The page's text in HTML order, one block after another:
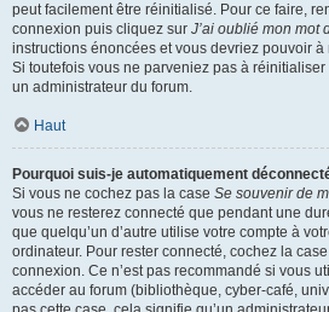
peut facilement être réinitialisé. Pour ce faire,
connexion puis cliquez sur J’ai oublié mon mot
instructions énoncées et vous devriez pouvoir
Si toutefois vous ne parveniez pas à
un administrateur du forum.
Haut
Pourquoi suis-je automatiquement
Si vous ne cochez pas la case Se souvenir de
vous ne resterez connecté que pendant une
que quelqu’un d’autre utilise votre compte à
ordinateur. Pour rester connecté, cochez la case
connexion. Ce n’est pas recommandé si vous
accéder au forum (bibliothèque, cyber-café,